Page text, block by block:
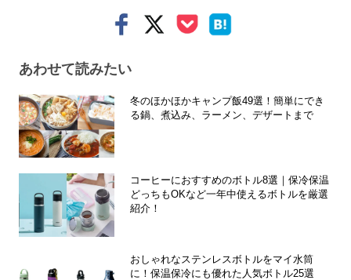
あわせて読みたい
冬のほかほかキャンプ飯49選！簡単にでき
る鍋、煮込み、ラーメン、デザートまで
コーヒーにおすすめのボトル8選｜保冷保温
どっちもOKなど一年中使えるボトルを厳選
紹介！
おしゃれなステンレスボトルをマイ水筒
に！保温保冷にも優れた人気ボトル25選